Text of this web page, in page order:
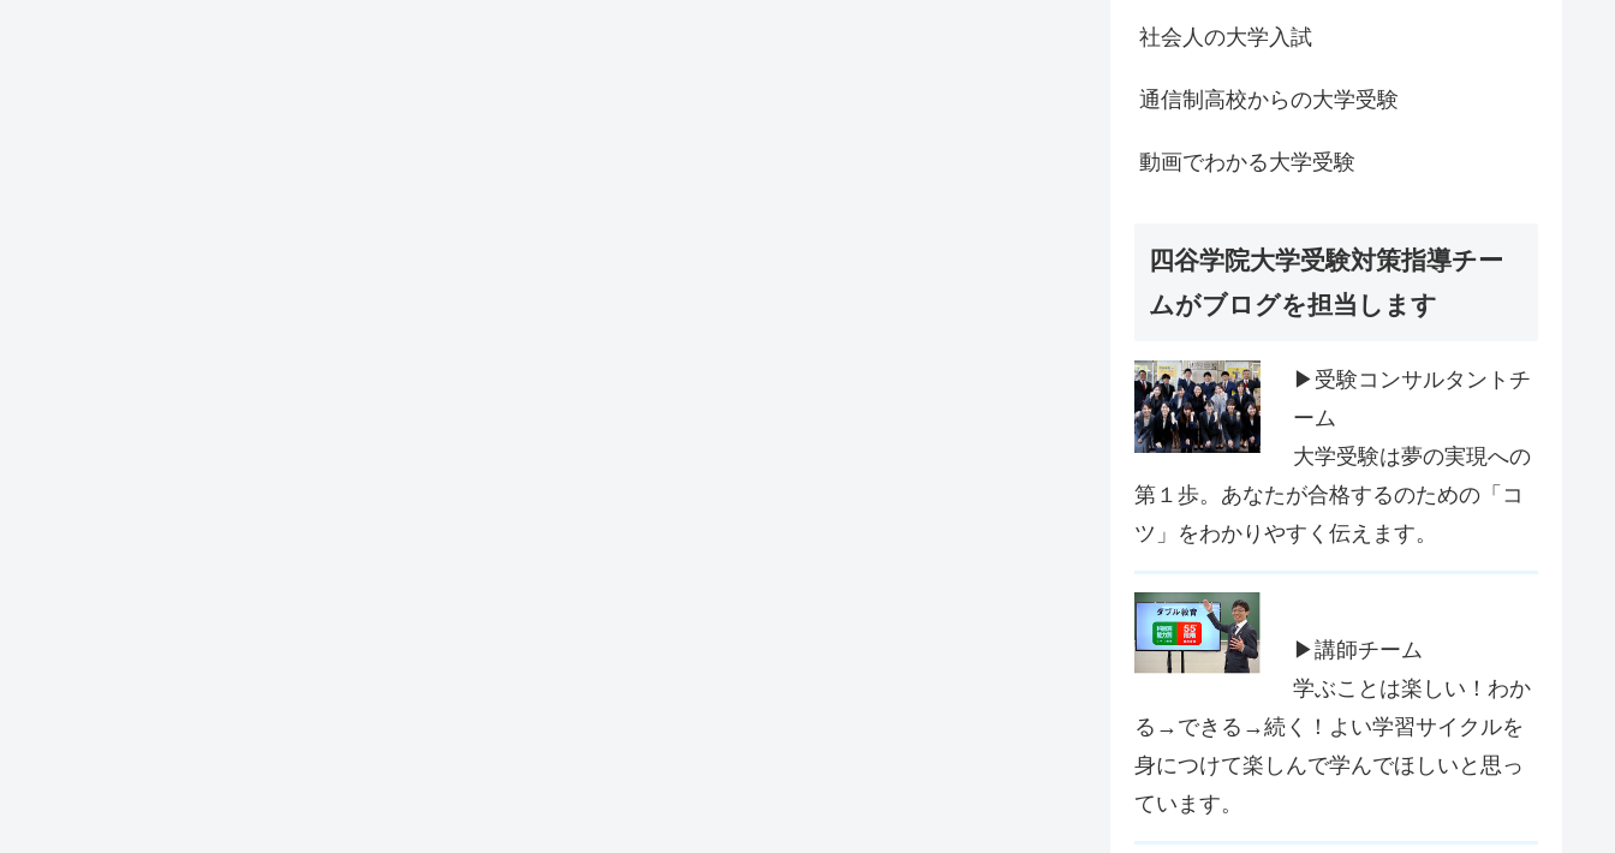
社会人の大学入試
通信制高校からの大学受験
動画でわかる大学受験
四谷学院大学受験対策指導チー
ムがブログを担当します
▶受験コンサルタントチ
ーム
大学受験は夢の実現への
第１歩。あなたが合格するのための「コ
ツ」をわかりやすく伝えます。
▶講師チーム
学ぶことは楽しい！わか
る→できる→続く！よい学習サイクルを
身につけて楽しんで学んでほしいと思っ
ています。